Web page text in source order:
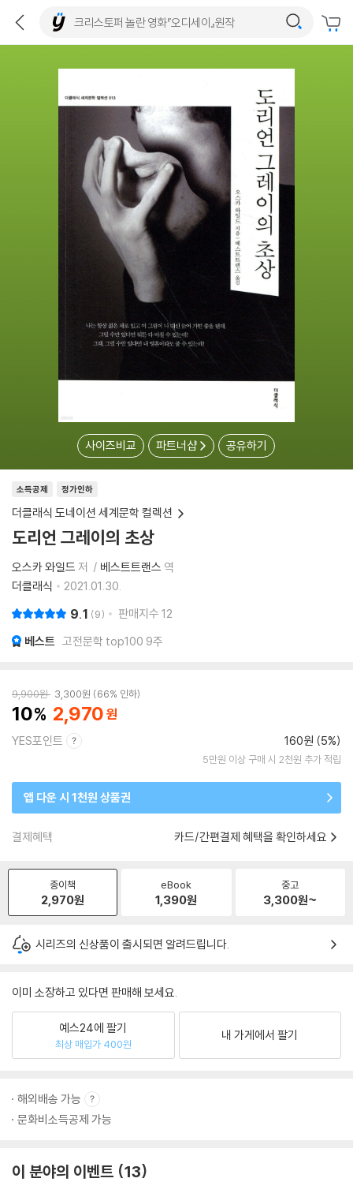
사이즈비교 파트너샵 공유하기
소득공제 정가인하
더클래식 도네이션 세계문학 컬렉션
도리언 그레이의 초상
오스카 와일드 저 베스트트랜스 역
더클래식
2021.01.30.
9.1 9 판매지수 12
베스트 고전문학 top100 9주
9,900원 3,300원 66% 인하
10 2,970
YES포인트 160원 (5%)
5만원 이상 구매 시 2천원 추가 적립
앱 다운 시 1천원 상품권
결제혜택 카드/간편결제 혜택을 확인하세요
종이책
2,970원
eBook
1,390원
중고
3,300원~
시리즈의 신상품이 출시되면 알려드립니다.
이미 소장하고 있다면 판매해 보세요.
예스24에 팔기
최상 매입가 400원
내 가게에서 팔기
해외배송 가능
문화비소득공제 가능
이 분야의 이벤트 13